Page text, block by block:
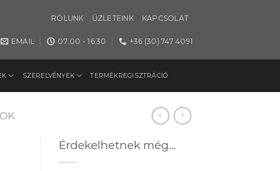
RÓLUNK ÜZLETEINK KAPCSOLAT
EMAIL 07:00 - 16:30 +36 (30) 747 4091
SZERELVÉNYEK TERMÉKREGISZTRÁCIÓ
Érdekelhetnek még…